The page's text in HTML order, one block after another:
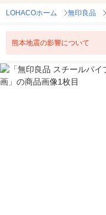
LOHACOホーム 無印良品
熊本地震の影響について